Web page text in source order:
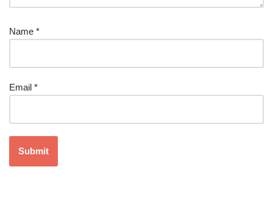
Name *
Email *